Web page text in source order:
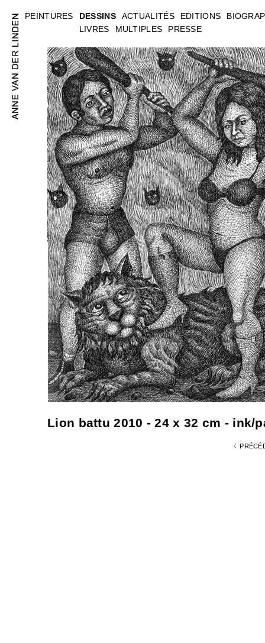
PEINTURES
DESSINS
LIVRES
MULTIPLES PRESSE
ACTUALITÉS EDITIONS
Lion battu 2010 - 24 x 32 cm -